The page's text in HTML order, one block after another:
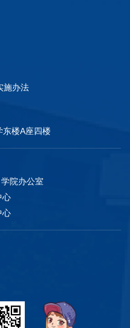
施办法
东楼A座四楼
院办公室
心
心